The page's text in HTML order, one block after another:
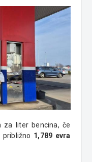
za liter bencina, če
1,789 evra